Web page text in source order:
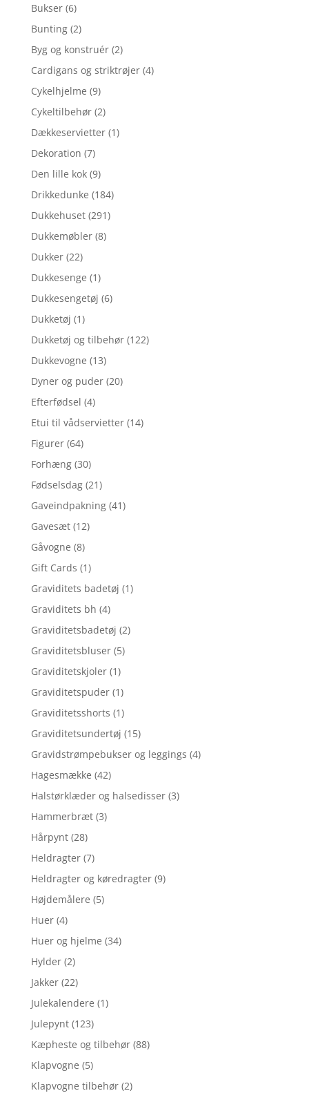
Bukser (6)
Bunting (2)
Byg og konstruér (2)
Cardigans og striktrøjer (4)
Cykelhjelme (9)
Cykeltilbehør (2)
Dækkeservietter (1)
Dekoration (7)
Den lille kok (9)
Drikkedunke (184)
Dukkehuset (291)
Dukkemøbler (8)
Dukker (22)
Dukkesenge (1)
Dukkesengetøj (6)
Dukketøj (1)
Dukketøj og tilbehør (122)
Dukkevogne (13)
Dyner og puder (20)
Efterfødsel (4)
Etui til vådservietter (14)
Figurer (64)
Forhæng (30)
Fødselsdag (21)
Gaveindpakning (41)
Gavesæt (12)
Gåvogne (8)
Gift Cards (1)
Graviditets badetøj (1)
Graviditets bh (4)
Graviditetsbadetøj (2)
Graviditetsbluser (5)
Graviditetskjoler (1)
Graviditetspuder (1)
Graviditetsshorts (1)
Graviditetsundertøj (15)
Gravidstrømpebukser og leggings (4)
Hagesmække (42)
Halstørklæder og halsedisser (3)
Hammerbræt (3)
Hårpynt (28)
Heldragter (7)
Heldragter og køredragter (9)
Højdemålere (5)
Huer (4)
Huer og hjelme (34)
Hylder (2)
Jakker (22)
Julekalendere (1)
Julepynt (123)
Kæpheste og tilbehør (88)
Klapvogne (5)
Klapvogne tilbehør (2)